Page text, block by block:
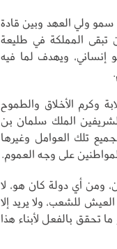
سمو ولي العهد وبين قادة
تبقى المملكة في طليعة
إنساني، ويهدف لما فيه
وكرم الأخلاق والطموح
الملك سلمان بن
تلك العوامل وغيرها
على وجه العموم.
ومن أي دولة كان هو، لا
للشعب، ولا يريد إلا
تحقق بالفعل لأبناء هذا